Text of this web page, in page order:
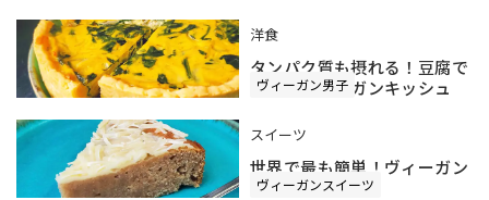
洋食
タンパク質も摂れる！豆腐で
作る、ヴィーガンキッシュ
ヴィーガン男子
スイーツ
世界で最も簡単！ヴィーガン
チーズケーキ
ヴィーガンスイーツ